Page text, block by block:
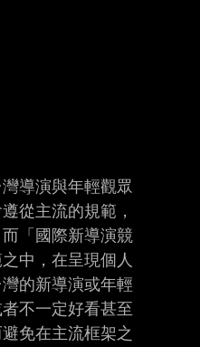
導演與年輕觀眾
從主流的規範，
「國際新導演競
中，在呈現個人
的新導演或年輕
不一定好看甚至
免在主流框架之